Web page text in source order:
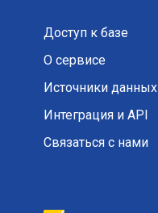
Доступ к базе
О сервисе
Источники данных
Интеграция и API
Связаться с нами